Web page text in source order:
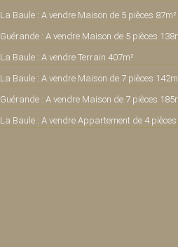
La Baule : A vendre Maison de 5 pièces 87m²
Guérande : A vendre Maison de 5 pièces
La Baule : A vendre Terrain 407m²
La Baule : A vendre Maison de 7 pièces
Guérande : A vendre Maison de 7 pièces
La Baule : A vendre Appartement de 4 pièces